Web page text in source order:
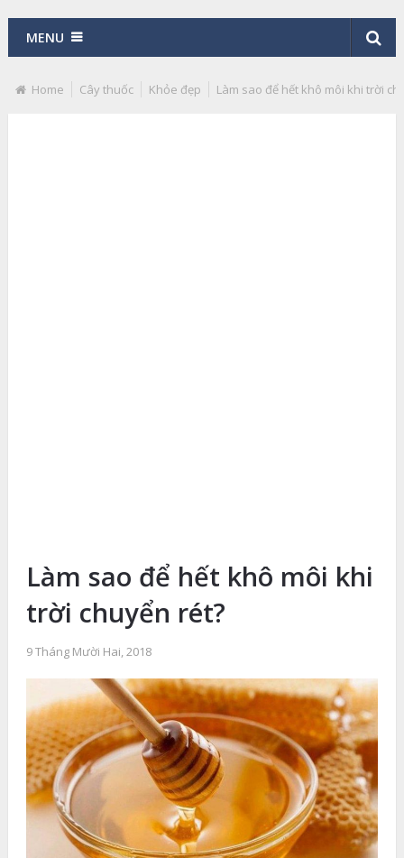
MENU
Home Cây thuốc Khỏe đẹp Làm sao để hết khô môi khi trời
Làm sao để hết khô môi khi
trời chuyển rét?
9 Tháng Mười Hai, 2018